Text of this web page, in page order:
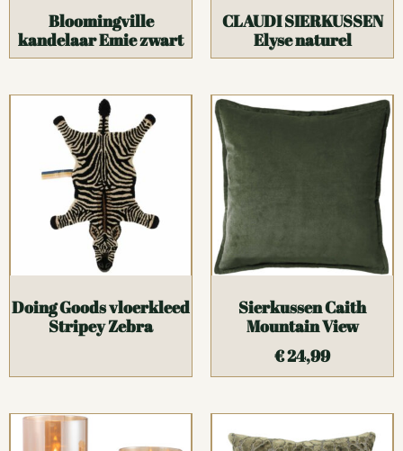
Bloomingville
kandelaar Emie zwart
CLAUDI SIERKUSSEN
Elyse naturel
Doing Goods vloerkleed
Stripey Zebra
Sierkussen Caith
Mountain View
€24,99